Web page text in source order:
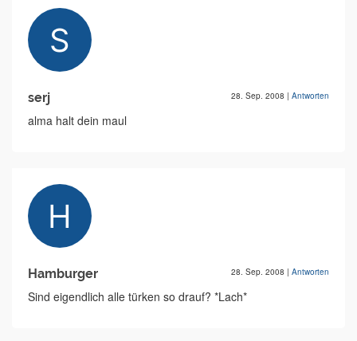
serj 28. Sep. 2008 | Antworten
alma halt dein maul
Hamburger 28. Sep. 2008 | Antworten
Sind eigendlich alle türken so drauf? *Lach*